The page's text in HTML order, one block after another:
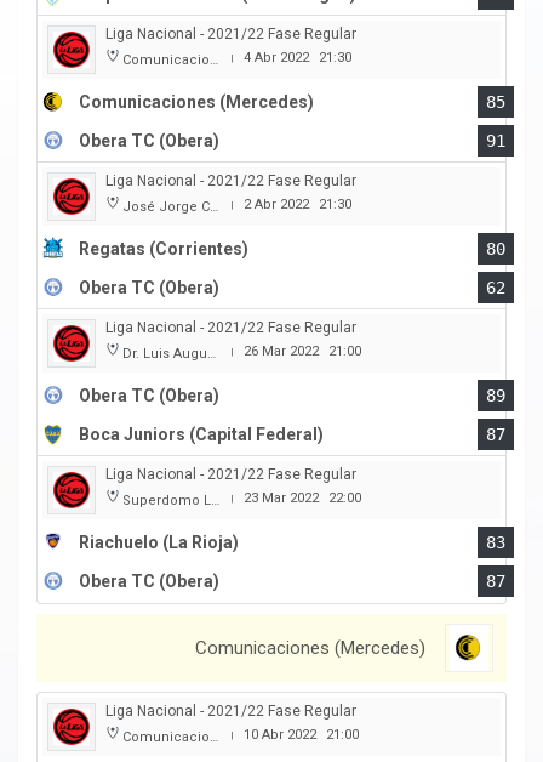
Liga Nacional - 2021/22 Fase Regular
Comunicaciones | 4 Abr 2022 21:30
Comunicaciones (Mercedes)
85
Obera TC (Obera)
91
Liga Nacional - 2021/22 Fase Regular
José Jorge Contte | 2 Abr 2022 21:30
Regatas (Corrientes)
80
Obera TC (Obera)
62
Liga Nacional - 2021/22 Fase Regular
Dr. Luis Augusto Derna | 26 Mar 2022 21:00
Obera TC (Obera)
89
Boca Juniors (Capital Federal)
87
Liga Nacional - 2021/22 Fase Regular
Superdomo La Rioja | 23 Mar 2022 22:00
Riachuelo (La Rioja)
83
Obera TC (Obera)
87
Comunicaciones (Mercedes)
Liga Nacional - 2021/22 Fase Regular
Comunicaciones | 10 Abr 2022 21:00